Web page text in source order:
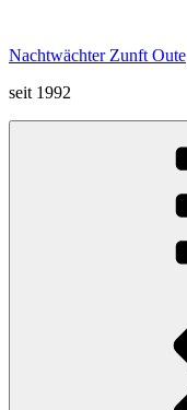
springen
Nachtwächter Zunft Oute
seit 1992